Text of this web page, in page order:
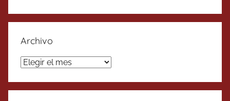
Archivo
Archivo